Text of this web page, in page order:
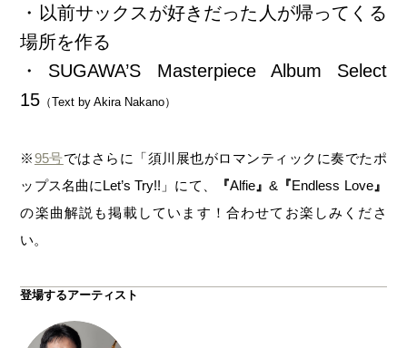
・以前サックスが好きだった人が帰ってくる
場所を作る
・SUGAWA’S Masterpiece Album Select
15 （Text by Akira Nakano）
※95号ではさらに「須川展也がロマンティックに奏でたポ
ップス名曲にLet’s Try!!」にて、
『Alfie』& 『Endless Love』
の楽曲解説も掲載しています！合わせてお楽しみくださ
い。
登場するアーティスト